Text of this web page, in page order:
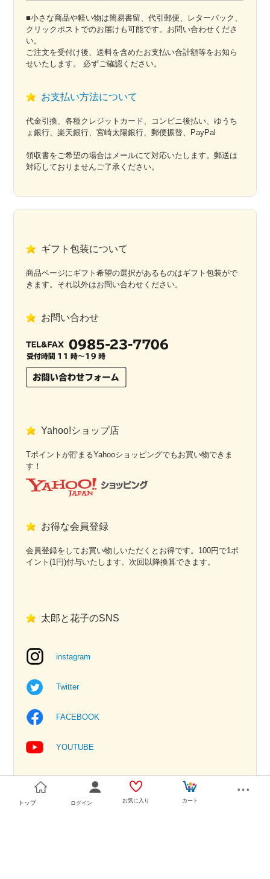
■小さな商品や軽い物は簡易書留、代引郵便、レターパック、
クリックポストでのお届けも可能です。お問い合わせくださ
い。
ご注文を受付け後、送料を含めたお支払い合計額等をお知ら
せいたします。 必ずご確認ください。
お支払い方法について
代金引換、各種クレジットカード、コンビニ後払い、ゆうち
ょ銀行、楽天銀行、宮崎太陽銀行、郵便振替、PayPal
領収書をご希望の場合はメールにて対応いたします。郵送は
対応しておりませんご了承ください。
ギフト包装について
商品ページにギフト希望の選択があるものはギフト包装がで
きます。それ以外はお問い合わせください。
お問い合わせ
Yahoo!ショップ店
Tポイントが貯まるYahooショッピングでもお買い物できま
す！
お得な会員登録
会員登録をしてお買い物しいただくとお得です。100円で1ポ
イント(1円)付与いたします。次回以降換算できます。
太郎と花子のSNS
instagram
Twitter
FACEBOOK
YOUTUBE
トップ ログイン お気に入り カート